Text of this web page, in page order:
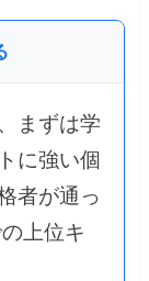
まずは学
に強い個
者が通っ
上位キ